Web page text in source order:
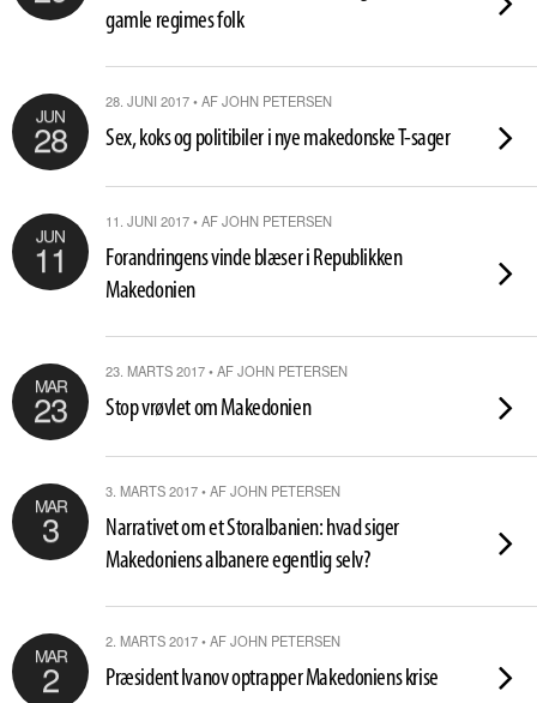
gamle regimes folk
JUN
28
28. JUNI 2017 • AF JOHN PETERSEN
Sex, koks og politibiler i nye makedonske T-sager
JUN
11
11. JUNI 2017 • AF JOHN PETERSEN
Forandringens vinde blæser i Republikken
Makedonien
MAR
23
23. MARTS 2017 • AF JOHN PETERSEN
Stop vrøvlet om Makedonien
MAR
3
3. MARTS 2017 • AF JOHN PETERSEN
Narrativet om et Storalbanien: hvad siger
Makedoniens albanere egentlig selv?
MAR
2
2. MARTS 2017 • AF JOHN PETERSEN
Præsident Ivanov optrapper Makedoniens krise